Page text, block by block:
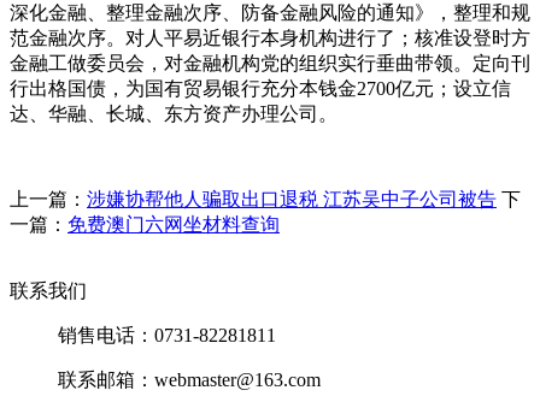
深化金融、整理金融次序、防备金融风险的通知》，整理和规
范金融次序。对人平易近银行本身机构进行了；核准设登时方
金融工做委员会，对金融机构党的组织实行垂曲带领。定向刊
行出格国债，为国有贸易银行充分本钱金2700亿元；设立信
达、华融、长城、东方资产办理公司。
上一篇： 涉嫌协帮他人骗取出口退税 江苏吴中子公司被告 下
一篇： 免费澳门六网坐材料查询
联系我们
销售电话：0731-82281811
联系邮箱：webmaster@163.com